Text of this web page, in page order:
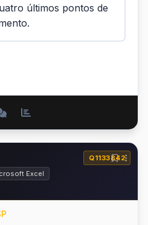
últimos pontos de
Q1133842
Excel
Excel e BrOffice.org Calc